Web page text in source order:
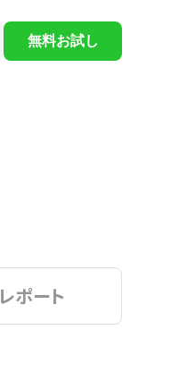
無料お試し
レポート